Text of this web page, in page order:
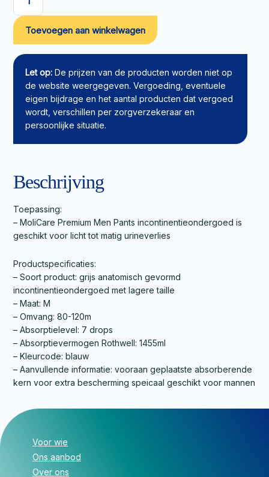
Molicare
Premium
Men
Pants
M
drops
aantal
Toevoegen aan winkelwagen
Let op: De prijzen van de producten worden niet op
de website weergegeven. Vergoeding, eventuele
eigen bijdrage en het aantal producten dat vergoed
wordt, verschillen per zorgverzekeraar en
persoonlijke situatie.
Beschrijving
Toepassing:
– MoliCare Premium Men Pants incontinentieondergoed is
geschikt voor licht tot matig urineverlies
Productspecificaties:
– Soort product: grijs anatomisch gevormd
incontinentieondergoed met lagere taille
– Maat: M
– Omvang: 80-120m
– Absorptielevel: 7 drops
– Absorptievermogen Rothwell: 1455ml
– Kleurcode: blauw
– Aanvullende informatie: vooraan geplaatste absorberende
kern voor extra bescherming speicaal geschikt voor mannen
Voor wie
Ons aanbod
Over ons